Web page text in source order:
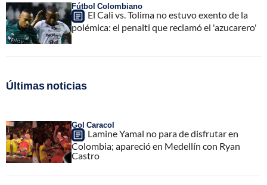
Fútbol Colombiano
El Cali vs. Tolima no estuvo exento de la
polémica: el penalti que reclamó el 'azucarero'
Últimas noticias
Gol Caracol
Lamine Yamal no para de disfrutar en
Colombia; apareció en Medellín con Ryan
Castro